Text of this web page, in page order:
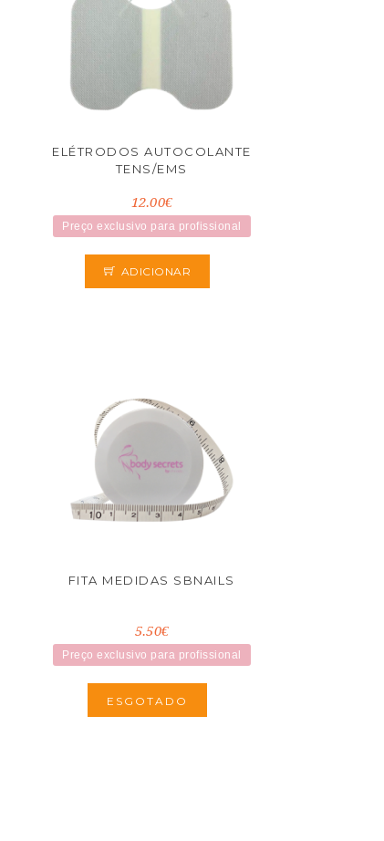
ELÉTRODOS AUTOCOLANTE
TENS/EMS
12.00€
Preço exclusivo para profissional
ADICIONAR
FITA MEDIDAS SBNAILS
5.50€
Preço exclusivo para profissional
ESGOTADO